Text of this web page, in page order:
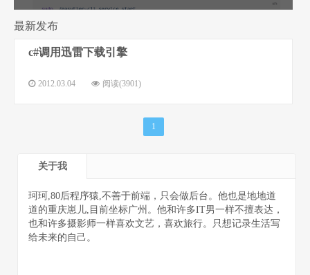
程序猿的个
人网站
最新发布
c#调用迅雷下载引擎
2012.03.04 阅读(3901)
1
关于我
珂珂,80后程序猿,不善于前端，只会做后台。他也是地地道
道的重庆崽儿,目前坐标广州。他和许多IT男一样不擅表达，
也和许多摄影师一样喜欢文艺，喜欢旅行。只想记录生活写
给未来的自己。